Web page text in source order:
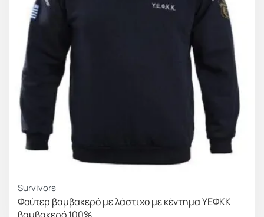
Survivors
Φούτερ βαμβακερό με λάστιχο με κέντημα ΥΕΦΚΚ